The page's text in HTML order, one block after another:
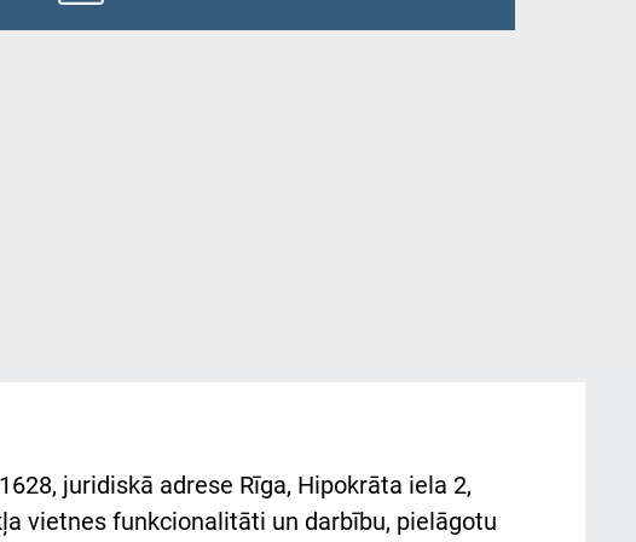
juridiskā adrese Rīga, Hipokrāta iela 2,
vietnes funkcionalitāti un darbību, pielāgotu